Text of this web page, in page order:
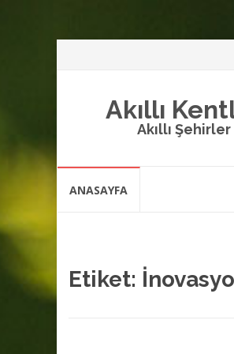
Akıllı
Akıllı Şehirler
atlaANASAYFA
Etiket: